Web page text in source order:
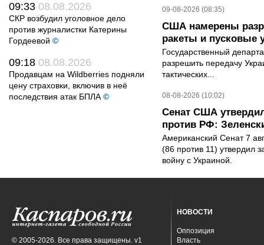
09:33 08.08.2026
СКР возбудил уголовное дело
против журналистки Катерины
Гордеевой ©
09:18 08.08.2026
Продавцам на Wildberries подняли
цену страховки, включив в неё
последствия атак БПЛА ©
09-08-2026 (08:35)
США намерены
ракеты и пусковые
Государственный
разрешить передачу
тактических...
08-08-2026 (10:02)
Сенат США
против РФ:
Американский Сенат 7
(86 против 11) утвердил
войну с Украиной.
© 2005-2026. Все права защищены. v1
НОВОСТИ
Оппозиция
Власть